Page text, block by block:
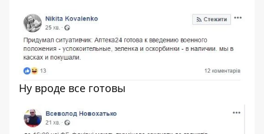
Ну вроде все готовы